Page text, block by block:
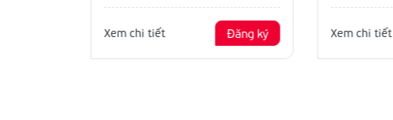
Xem chi tiết Đăng ký Xem chi tiết